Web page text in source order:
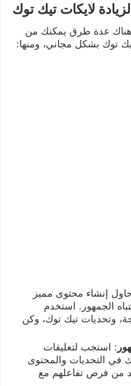
عدة طرق يمكنك من
تيك توك بشكل مجاني، ومنها:
إنشاء محتوى مميز
الجمهور. استخدم
وتحديات تيك توك، وكن
: استجب لتعليقات
في التحديات والمحتوى
من فرص تفاعلهم مع